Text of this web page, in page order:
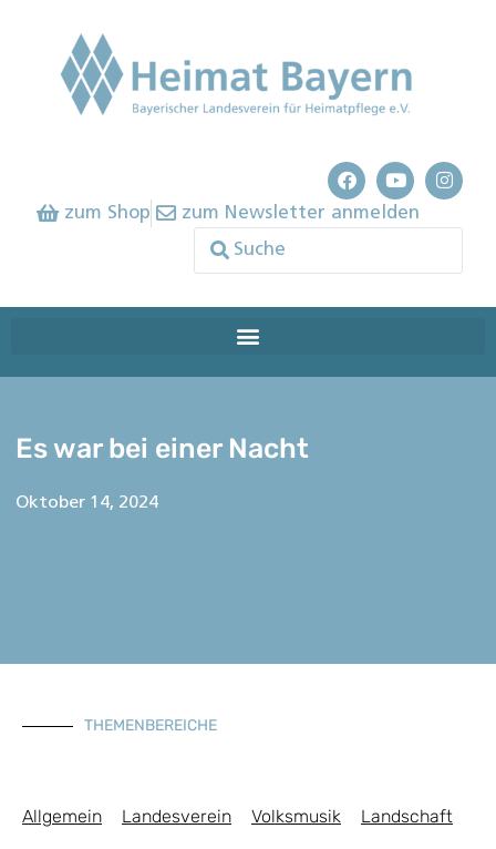
zum Shop zum Newsletter anmelden
Es war bei einer Nacht
Oktober 14, 2024
THEMENBEREICHE
Allgemein Landesverein Volksmusik Landschaft